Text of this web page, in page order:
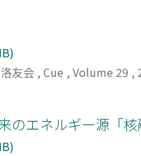
友会 , Cue , Volume 29 ,
のエネルギー源「